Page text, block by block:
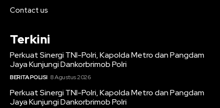
Contact us
Terkini
Perkuat Sinergi TNI-Polri, Kapolda Metro dan Pangdam
Jaya Kunjungi Dankorbrimob Polri
BERITA POLISI 8 Agustus 2026
Perkuat Sinergi TNI-Polri, Kapolda Metro dan Pangdam
Jaya Kunjungi Dankorbrimob Polri